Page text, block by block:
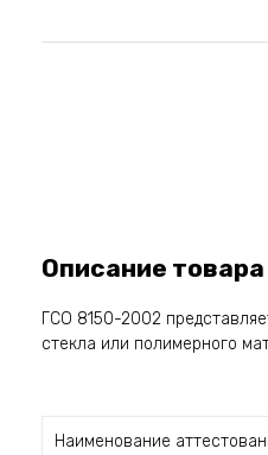
Описание товара
ГСО 8150-2002
стекла или полимерного
Наименование